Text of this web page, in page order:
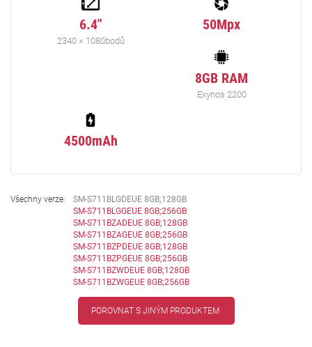
6.4"
2340 × 1080bodů
50Mpx
8GB RAM
Exynos 2200
4500mAh
Všechny verze:
SM-S711BLGDEUE 8GB;128GB
SM-S711BLGGEUE 8GB;256GB
SM-S711BZADEUE 8GB;128GB
SM-S711BZAGEUE 8GB;256GB
SM-S711BZPDEUE 8GB;128GB
SM-S711BZPGEUE 8GB;256GB
SM-S711BZWDEUE 8GB;128GB
SM-S711BZWGEUE 8GB;256GB
POROVNAT S JINÝM PRODUKTEM